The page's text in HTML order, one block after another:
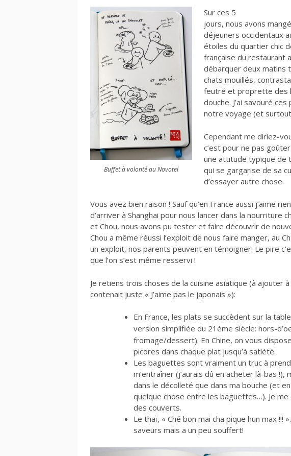
Buffet à volonté au Novotel
Sur ces 5
jours, nous avons
déjeuners occidentaux
étoiles du quartier chic
française du restaurant
débarquer deux matins
chats mouillés,
feutré et proprette des
douche. J’ai savouré
notre voyage (et
Cependant me diriez-
c’est pour ne pas
une attitude typique de
qui se gargarise de sa
d’essayer autre chose.
Vous avez bien raison ! Sauf qu’en France aussi j’aime
d’arriver à Shanghai pour nous lancer dans la nourriture
et Chou, nous avons pu tester et faire découvrir de
Chou a même réussi l’exploit de nous faire manger, au
un exploit, nos parents peuvent en témoigner. Le pire
que l’on s’est même resservi !
Je retiens trois choses de la cuisine asiatique (à ajouter
contenait juste « J’aime pas le japonais »):
En France, les plats se succèdent sur la
version simplifiée du 21ème siècle: hors-
fromage/dessert). En Chine, on vous
picores dans chaque plat jusqu’à satiété.
Les baguettes sont vraiment un truc à
m’entraîner (j’aurais dû en acheter là-bas !),
dans le décolleté que dans ma bouche (et
quelque chose entre les baguettes…). Je
des couverts.
Le thaï, « Ché bon mai cha pique hun max !!!
saveurs mais a un peu souffert!